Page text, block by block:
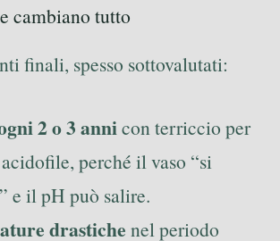
cambiano tutto
finali, spesso sottovalutati:
2 o 3 annicon terriccio per
perché il vaso “si
e il pH può salire.
drastiche nel periodo